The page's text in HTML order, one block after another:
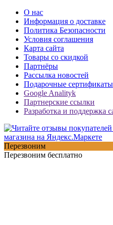
О нас
Информация о доставке
Политика Безопасности
Условия соглашения
Карта сайта
Товары со скидкой
Партнёры
Рассылка новостей
Подарочные сертификаты
Google Analityk
Партнерские ссылки
Разработка и поддержка
Перезвоним
Перезвоним бесплатно